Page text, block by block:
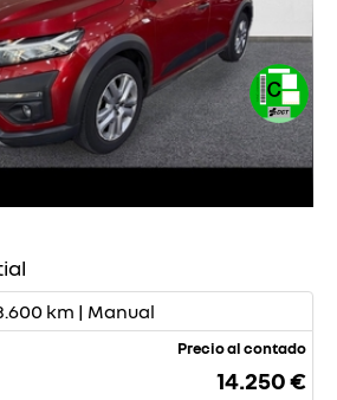
km | Manual
Precio al contado
14.250 €